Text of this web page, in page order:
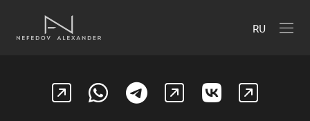
RU